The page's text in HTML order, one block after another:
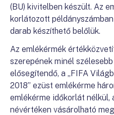
(BU) kivitelben készült. Az
korlátozott
darab készíthető belőlük.
Az emlékérmék
szerepének minél
elősegítendő, a „FIFA
2018” ezüst emlékérme
emlékérme időkorlát
névértéken vásárolható